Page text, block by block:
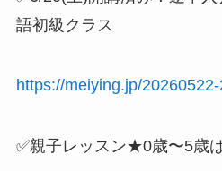
語初級クラス
https://meiying.jp/
✅親子レッスン★0歳〜5歳